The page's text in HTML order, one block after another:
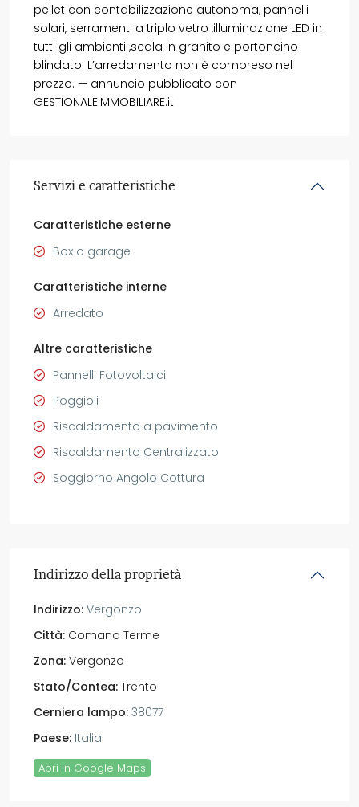
pellet con contabilizzazione autonoma, pannelli
solari, serramenti a triplo vetro ,illuminazione LED in
tutti gli ambienti ,scala in granito e portoncino
blindato. L’arredamento non è compreso nel
prezzo. — annuncio pubblicato con
GESTIONALEIMMOBILIARE.it
Servizi e caratteristiche
Caratteristiche esterne
Box o garage
Caratteristiche interne
Arredato
Altre caratteristiche
Pannelli Fotovoltaici
Poggioli
Riscaldamento a pavimento
Riscaldamento Centralizzato
Soggiorno Angolo Cottura
Indirizzo della proprietà
Indirizzo: Vergonzo
Città: Comano Terme
Zona: Vergonzo
Stato/Contea: Trento
Cerniera lampo: 38077
Paese: Italia
Apri in Google Maps